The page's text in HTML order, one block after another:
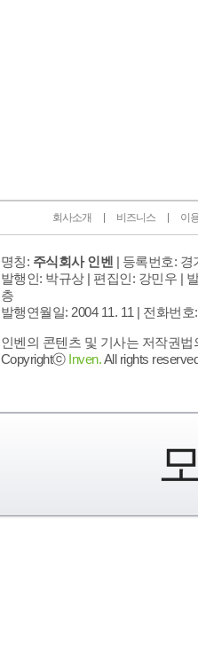
회사소개 비즈니스 이
명칭: 주식회사 인벤 | 등록번호: 경
발행인: 박규상 | 편집인: 강민우 |
층
발행연월일: 2004 11. 11 | 전화번호
인벤의 콘텐츠 및 기사는 저작권
Copyrightⓒ Inven.All rights